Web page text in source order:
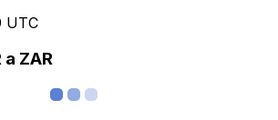
UTC
ZAR